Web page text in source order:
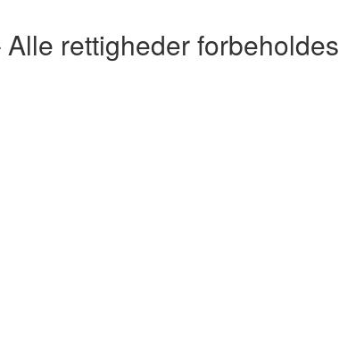
rettigheder forbeholdes